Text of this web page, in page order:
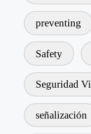
preventing
Safety
Seguridad
señalización